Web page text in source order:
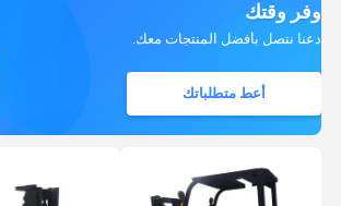
وفر وقتك
دعنا نتصل بأفضل المنتجات معك.
أعط متطلباتك